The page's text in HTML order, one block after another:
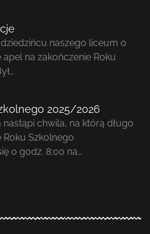
naszego liceum o
na zakończenie Roku
2025/2026
chwila, na którą długo
Roku Szkolnego
o godz. 8:00 na…